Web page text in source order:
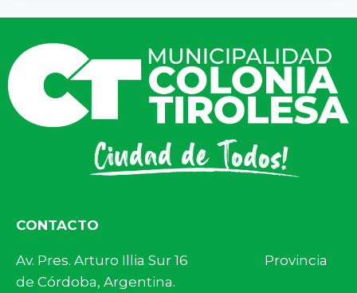
CONTACTO
Av. Pres. Arturo Illia Sur 16 Provincia
de Córdoba, Argentina.